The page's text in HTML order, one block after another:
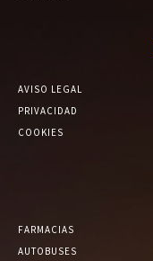
AVISO LEGAL
PRIVACIDAD
COOKIES
FARMACIAS
AUTOBUSES